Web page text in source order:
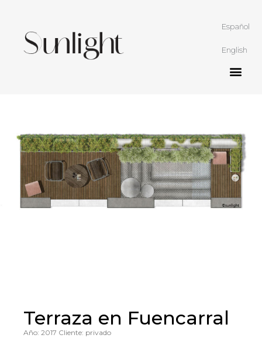
Español
English
Terraza en Fuencarral
Año: 2017 Cliente: privado